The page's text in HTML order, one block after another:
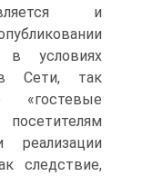
и
в условиях
в Сети, так
«гостевые
реализации
следствие,